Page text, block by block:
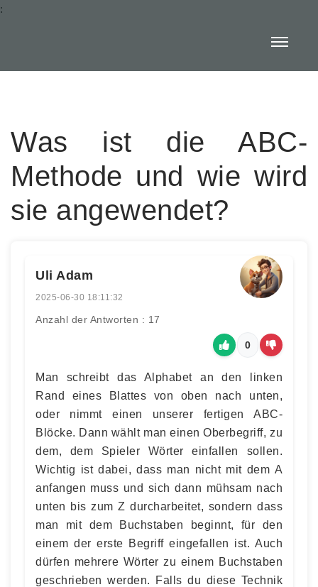
:
Was ist die ABC-
Methode und wie wird
sie angewendet?
Uli Adam
2025-06-30 18:11:32
Anzahl der Antworten : 17
0
Man schreibt das Alphabet an den linken
Rand eines Blattes von oben nach unten,
oder nimmt einen unserer fertigen ABC-
Blöcke. Dann wählt man einen Oberbegriff, zu
dem, dem Spieler Wörter einfallen sollen.
Wichtig ist dabei, dass man nicht mit dem A
anfangen muss und sich dann mühsam nach
unten bis zum Z durcharbeitet, sondern dass
man mit dem Buchstaben beginnt, für den
einem der erste Begriff eingefallen ist. Auch
dürfen mehrere Wörter zu einem Buchstaben
geschrieben werden. Falls du diese Technik